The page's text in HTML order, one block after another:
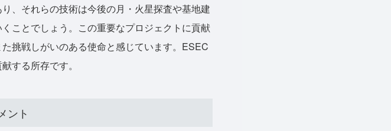
、それらの技術は今後の月・火星探査や基地建
ことでしょう。この重要なプロジェクトに貢献
挑戦しがいのある使命と感じています。ESEC
する所存です。
ント